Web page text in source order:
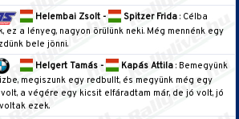
Helembai Zsolt - Spitzer Frida: Célba
ez a lényeg, nagyon örülünk neki. Még mennénk egy
bele jönni.
Helgert Tamás - Kapás Attila: Bemegyünk
megiszunk egy redbullt, és megyünk még egy
volt, a végére egy kicsit elfáradtam már, de jó volt, jó
ezek.